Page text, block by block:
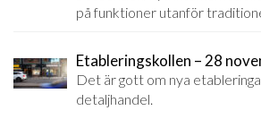
på funktioner utanför
Etableringskollen – 28
Det är gott om nya
detaljhandel.